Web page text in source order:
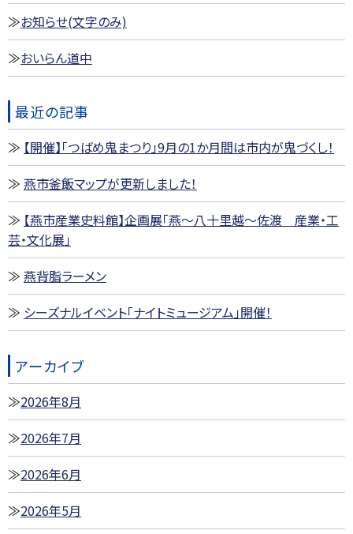
お知らせ(文字のみ)
おいらん道中
最近の記事
【開催】「つばめ鬼まつり」9月の1か月間は市内が鬼づくし！
燕市釜飯マップが更新しました！
【燕市産業史料館】企画展「燕～八十里越～佐渡 産業・工
芸・文化展」
燕背脂ラーメン
シーズナルイベント「ナイトミュージアム」開催！
アーカイブ
2026年8月
2026年7月
2026年6月
2026年5月